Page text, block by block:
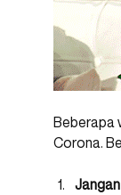
Beberapa
Corona.